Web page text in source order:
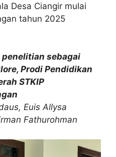
Desa Ciangir mulai
tahun 2025
sebagai
Prodi Pendidikan
STKIP
Euis Allysa
Fathurohman